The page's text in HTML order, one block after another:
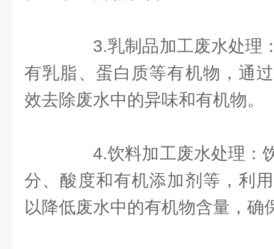
3.乳制品加工废水处理
有乳脂、蛋白质等有机物，通
效去除废水中的异味和有机物。
4.饮料加工废水处理：
分、酸度和有机添加剂等，利
以降低废水中的有机物含量，确